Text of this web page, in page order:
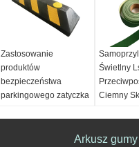
Zastosowanie
produktów
bezpieczeństwa
parkingowego zatyczka
Gumowy ogranicznik
Świetlny
Ciemny
PCV do
Arkusz